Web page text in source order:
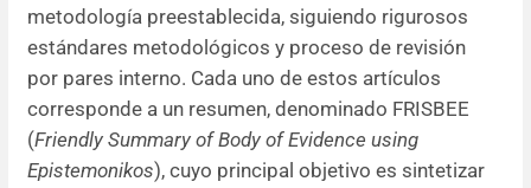
metodología preestablecida, siguiendo rigurosos
estándares metodológicos y proceso de revisión
por pares interno. Cada uno de estos artículos
corresponde a un resumen, denominado FRISBEE
(Friendly Summary of Body of Evidence using
Epistemonikos), cuyo principal objetivo es sintetizar